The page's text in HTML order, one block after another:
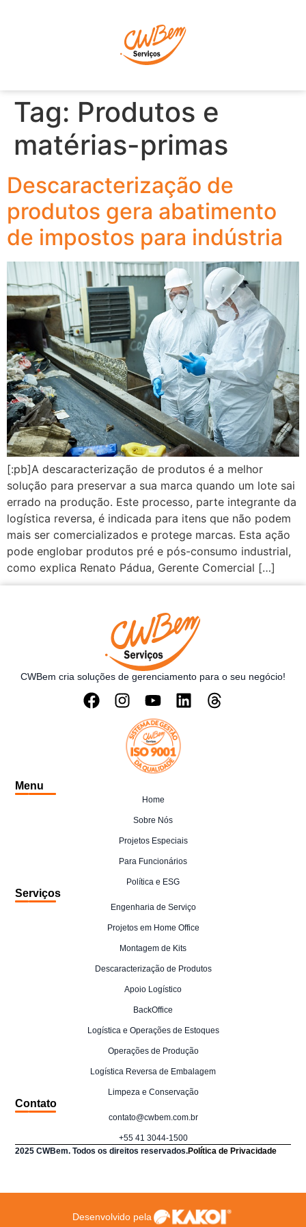
Tag: Produtos e
matérias-primas
Descaracterização de
produtos gera abatimento
de impostos para indústria
[:pb]A descaracterização de produtos é a melhor
solução para preservar a sua marca quando um lote sai
errado na produção. Este processo, parte integrante da
logística reversa, é indicada para itens que não podem
mais ser comercializados e protege marcas. Esta ação
pode englobar produtos pré e pós-consumo industrial,
como explica Renato Pádua, Gerente Comercial […]
CWBem cria soluções de gerenciamento para o seu negócio!
Menu
Home
Sobre Nós
Projetos Especiais
Para Funcionários
Política e ESG
Serviços
Engenharia de Serviço
Projetos em Home Office
Montagem de Kits
Descaracterização de Produtos
Apoio Logístico
BackOffice
Logística e Operações de Estoques
Operações de Produção
Logística Reversa de Embalagem
Limpeza e Conservação
Contato
contato@cwbem.com.br
+55 41 3044-1500
2025 CWBem. Todos os direitos reservados.Política de Privacidade
Desenvolvido pela